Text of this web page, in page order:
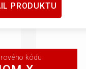
PRODUKTU
kódu